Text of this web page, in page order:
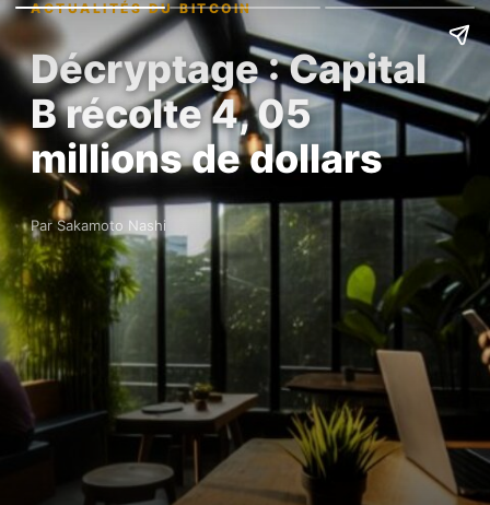
ACTUALITÉS DU BITCOIN
Décryptage : Capital
B récolte 4, 05
millions de dollars
Par Sakamoto Nashi